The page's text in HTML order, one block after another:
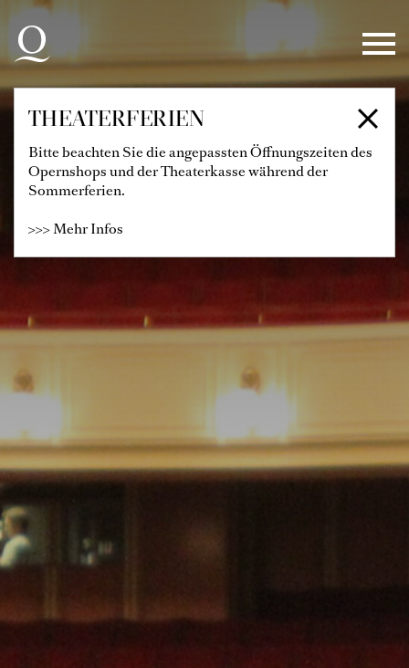
Zur Hauptnavigation springen
Zum Hauptinhalt springen
Zum Footer springen
THEATERFERIEN
Bitte beachten Sie die angepassten Öffnungszeiten des
Opernshops und der Theaterkasse während der
Sommerferien.
>>> Mehr Infos